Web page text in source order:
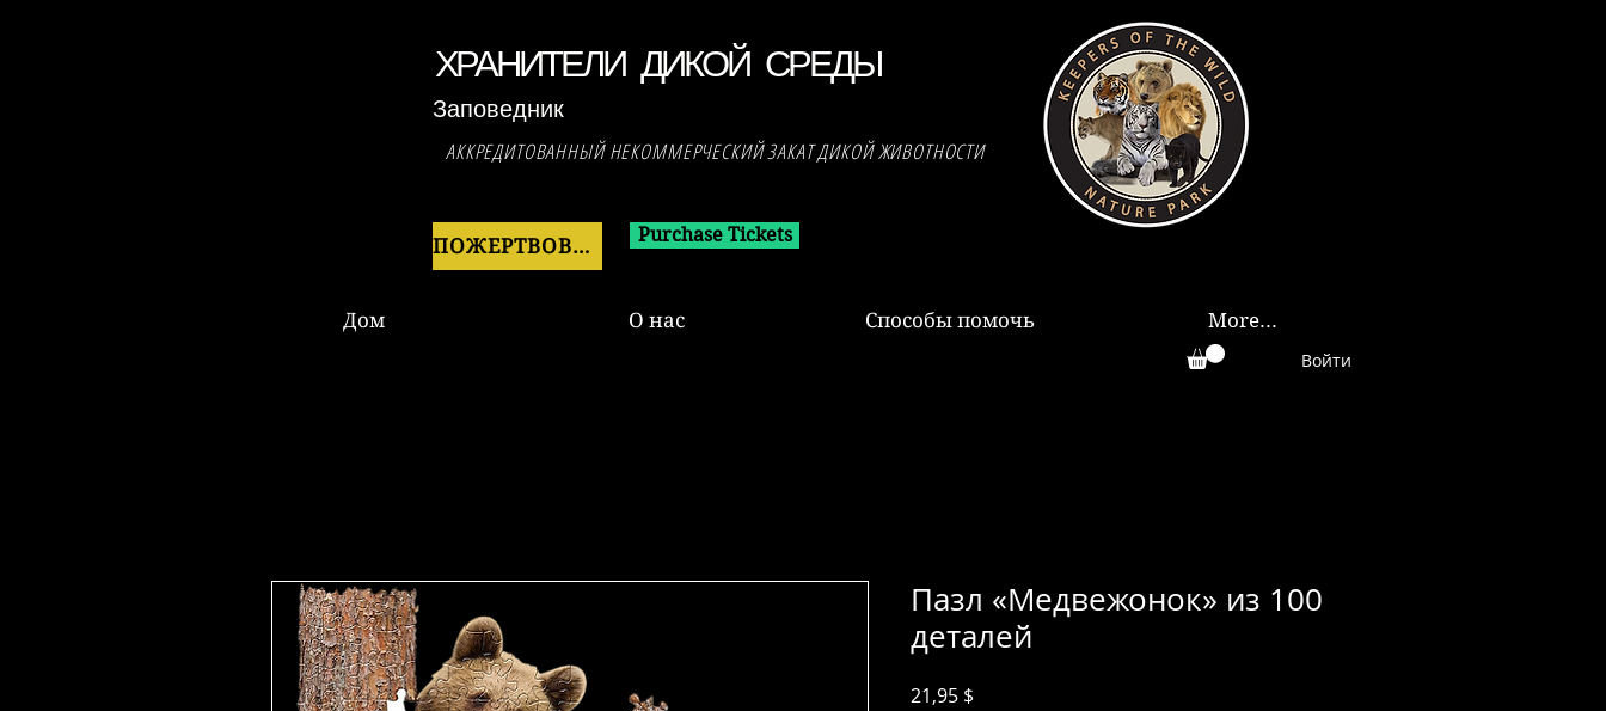
ХРАНИТЕЛИ ДИКОЙ СРЕДЫ
Заповедник
АККРЕДИТОВАННЫЙ НЕКОММЕРЧЕСКИЙ ЗАКАТ ДИКОЙ ЖИВОТНОСТИ
ПОЖЕРТВОВАТЬ СЕЙЧАС Purchase Tickets
Дом О нас Способы помочь More...
Войти
Пазл «Медвежонок» из 100
деталей
21,95 $